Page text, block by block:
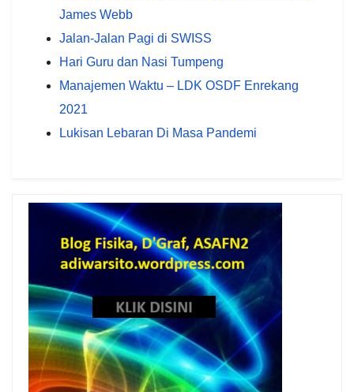
James Webb
Jalan-Jalan Pagi di SWISS
Hari Guru dan Nasi Tumpeng
Manajemen Waktu – LDK OSDF Enrekang
2021
Lukisan Lebaran Di Masa Pandemi